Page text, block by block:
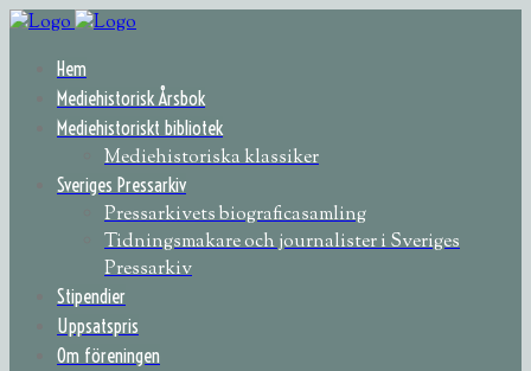
Hem
Mediehistorisk Årsbok
Mediehistoriskt bibliotek
Mediehistoriska klassiker
Sveriges Pressarkiv
Pressarkivets biograficasamling
Tidningsmakare och journalister i Sveriges
Pressarkiv
Stipendier
Uppsatspris
Om föreningen